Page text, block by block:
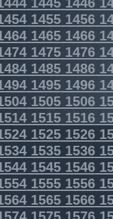
14551456
14651466
14751476
14851486
14951496
15051506
15151516
15251526
15351536
15451546
15551556
15651566